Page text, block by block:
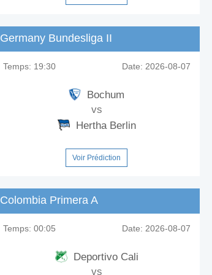
Germany Bundesliga II
Temps: 19:30 Date: 2026-08-07
Bochum
vs
Hertha Berlin
Voir Prédiction
Colombia Primera A
Temps: 00:05 Date: 2026-08-07
Deportivo Cali
vs